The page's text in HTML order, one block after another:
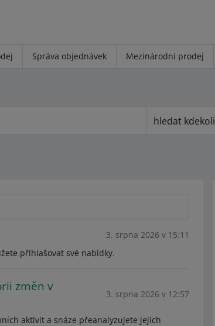
Správa objednávek Mezinárodní prodej
hledat kdekoli
3. srpna 2026 v 15:11
přihlašovat své nabídky.
změn v
3. srpna 2026 v 12:57
aktivit a snáze přeanalyzujete jejich